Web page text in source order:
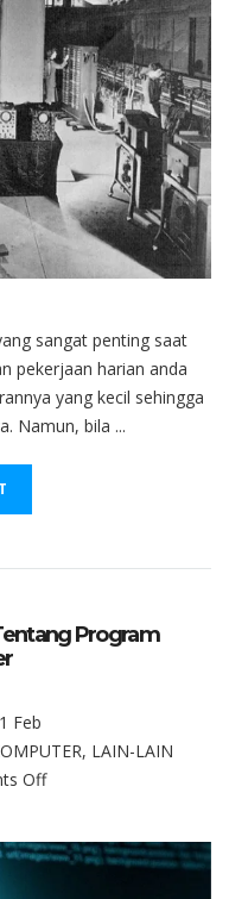
Perkembangan
Komputer
sangat penting saat
pekerjaan harian anda
yang kecil sehingga
Namun, bila ...
Program
Feb
, LAIN-LAIN
Off
Lebih